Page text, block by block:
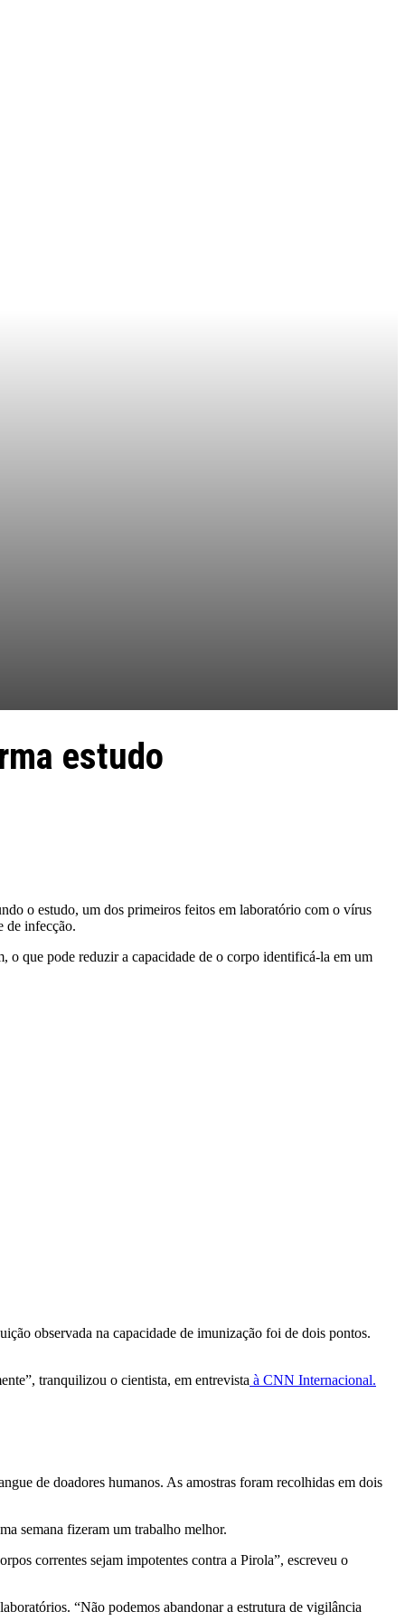
estudo
o estudo, um dos primeiros feitos em laboratório com o vírus
de infecção.
o que pode reduzir a capacidade de o corpo identificá-la em um
observada na capacidade de imunização foi de dois pontos.
tranquilizou o cientista, em entrevista à CNN Internacional.
de doadores humanos. As amostras foram recolhidas em dois
semana fizeram um trabalho melhor.
correntes sejam impotentes contra a Pirola”, escreveu o
“Não podemos abandonar a estrutura de vigilância